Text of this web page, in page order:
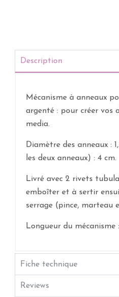
Description
Mécanisme à anneaux
argenté : pour créer vos
media.
Diamètre des anneaux :
les deux anneaux) : 4 cm.
Livré avec 2 rivets
emboîter et à sertir
serrage (pince, marteau
Longueur du mécanisme
Fiche technique
Reviews